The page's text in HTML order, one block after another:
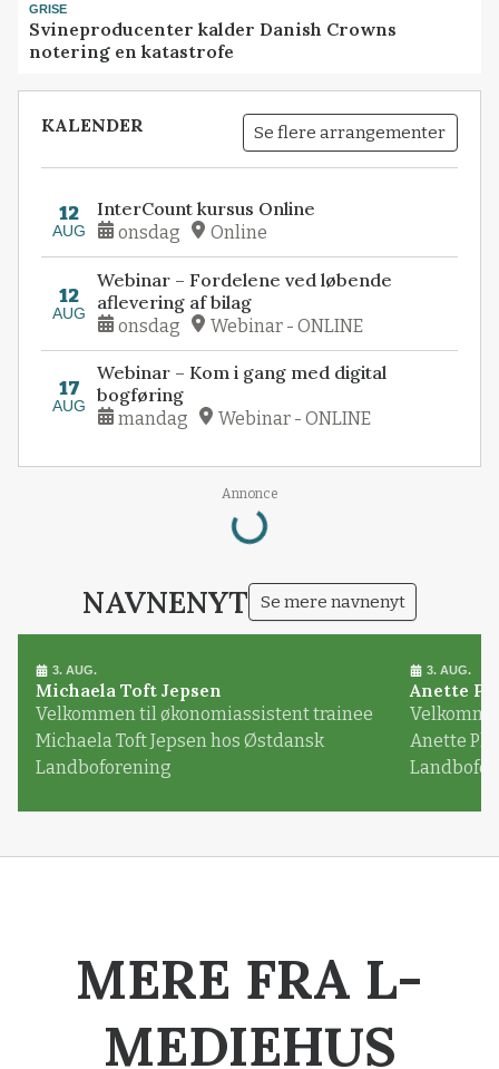
GRISE
Svineproducenter kalder Danish Crowns
notering en katastrofe
KALENDER Se flere arrangementer
12
AUG
InterCount kursus Online
onsdag Online
12
AUG
Webinar – Fordelene ved løbende
aflevering af bilag
onsdag Webinar - ONLINE
17
AUG
Webinar – Kom i gang med digital
bogføring
mandag Webinar - ONLINE
Annonce
Loading...
NAVNENYT Se mere navnenyt
3. AUG.
Michaela Toft Jepsen
Velkommen til økonomiassistent trainee
Michaela Toft Jepsen hos Østdansk
Landboforening
3. AUG.
Anette
Anette
MERE FRA L-
MEDIEHUS